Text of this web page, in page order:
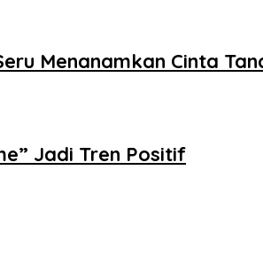
Menanamkan Cinta
Jadi Tren Positif